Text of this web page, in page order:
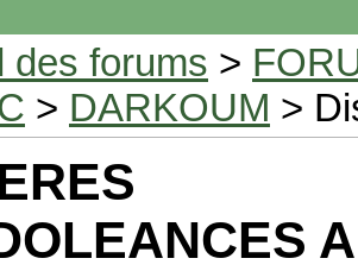
des forums >
> DARKOUM >